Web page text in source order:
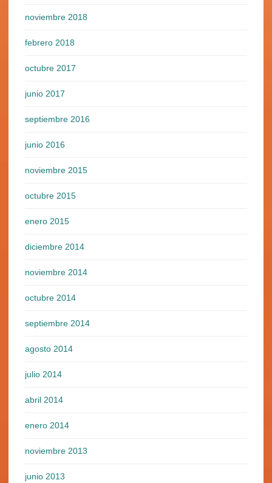
noviembre 2018
febrero 2018
octubre 2017
junio 2017
septiembre 2016
junio 2016
noviembre 2015
octubre 2015
enero 2015
diciembre 2014
noviembre 2014
octubre 2014
septiembre 2014
agosto 2014
julio 2014
abril 2014
enero 2014
noviembre 2013
junio 2013